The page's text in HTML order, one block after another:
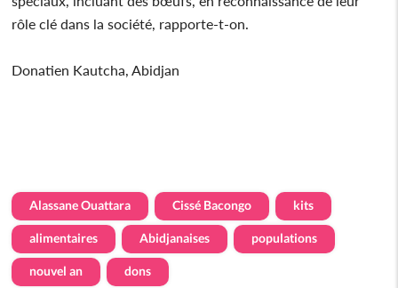
rôle clé dans la société, rapporte-t-on.
Donatien Kautcha, Abidjan
Alassane Ouattara Cissé Bacongo kits
alimentaires Abidjanaises populations
nouvel an dons